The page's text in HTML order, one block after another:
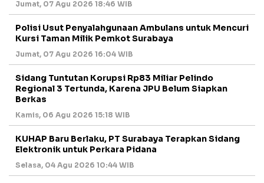
Jumat, 07 Agu 2026 18:46 WIB
Polisi Usut Penyalahgunaan Ambulans untuk Mencuri
Kursi Taman Milik Pemkot Surabaya
Jumat, 07 Agu 2026 16:04 WIB
Sidang Tuntutan Korupsi Rp83 Miliar Pelindo
Regional 3 Tertunda, Karena JPU Belum Siapkan
Berkas
Kamis, 06 Agu 2026 15:18 WIB
KUHAP Baru Berlaku, PT Surabaya Terapkan Sidang
Elektronik untuk Perkara Pidana
Selasa, 04 Agu 2026 10:44 WIB